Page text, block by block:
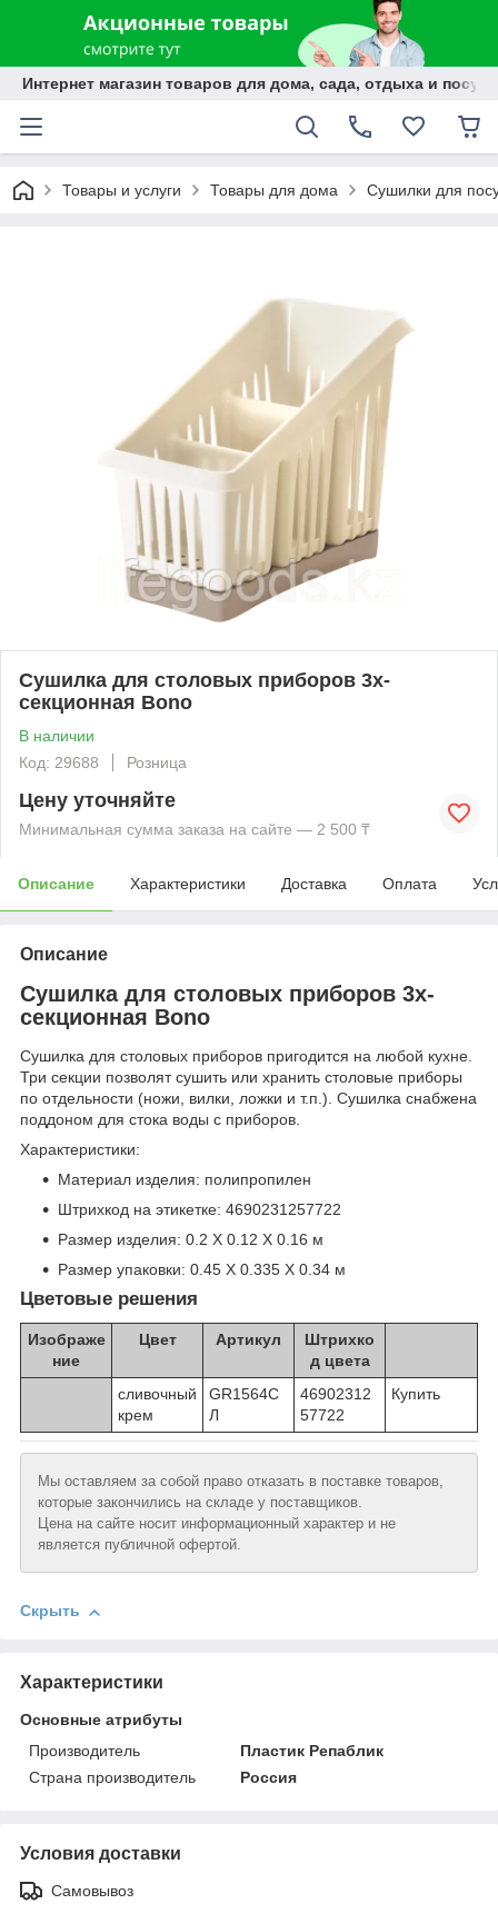
Интернет магазин товаров для дома, сада, отдыха и
Товары и услуги Товары для дома Сушилки для
Сушилка для столовых приборов 3х-
секционная Bono
В наличии
Код: 29688
Розница
Цену уточняйте
Минимальная сумма заказа на сайте — 2 500 ₸
Описание Характеристики Доставка Оплата
Описание
Сушилка для столовых приборов 3х-
секционная Bono
Сушилка для столовых приборов пригодится на любой кухне.
Три секции позволят сушить или хранить столовые приборы
по отдельности (ножи, вилки, ложки и т.п.). Сушилка снабжена
поддоном для стока воды с приборов.
Характеристики:
Материал изделия: полипропилен
Штрихкод на этикетке: 4690231257722
Размер изделия: 0.2 X 0.12 X 0.16 м
Размер упаковки: 0.45 X 0.335 X 0.34 м
Цветовые решения
Изображе
ние
Цвет Артикул
Штрихко
д цвета
сливочный
крем
GR1564С
Л
46902312
57722
Купить
Мы оставляем за собой право отказать в поставке товаров,
которые закончились на складе у поставщиков.
Цена на сайте носит информационный характер и не
является публичной офертой.
Скрыть
Характеристики
Основные атрибуты
Производитель
Пластик Репаблик
Страна производитель
Россия
Условия доставки
Самовывоз